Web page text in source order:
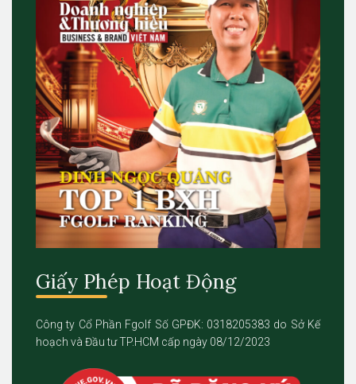
Giấy Phép Hoạt Động
Công ty Cổ Phần Fgolf Số GPĐK: 0318205383 do Sở Kế
hoạch và Đầu tư TP.HCM cấp ngày 08/12/2023